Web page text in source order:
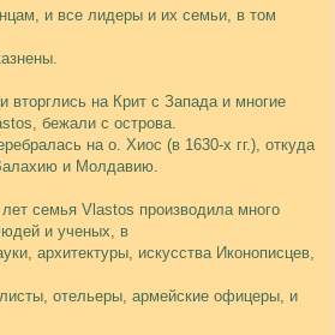
и все лидеры и их семьи, в том
вторглись на Крит с Запада и многие
бежали с острова.
на о. Хиос (в 1630-х гг.), откуда
и Молдавию.
семья Vlastos производила много
и ученых, в
архитектуры, искусства Иконописцев,
отельеры, армейские офицеры, и